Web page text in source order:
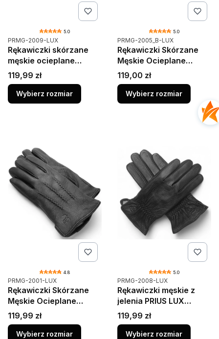
5.0
Kod produktu
PRMG-2009-LUX
Rękawiczki skórzane
męskie ocieplane
zimowe czarne PRMG-
2009 PRIUS LUX Na
Prezent
Cena
119,99 zł
Wybierz rozmiar
5.0
Kod produktu
PRMG-2005_B-LUX
Rękawiczki Skórzane
Męskie Ocieplane
Wełna Zimowe Czarne
Prius 2005 Szwy
zewnętrzne
Cena
119,00 zł
Wybierz rozmiar
4.8
Kod produktu
PRMG-2001-LUX
Rękawiczki Skórzane
Męskie Ocieplane
Wełna Zimowe Czarne
Prius 2001
Cena
119,99 zł
Wybierz rozmiar
5.0
Kod produktu
PRMG-2008-LUX
Rękawiczki męskie z
jelenia PRIUS LUX
PRMG-2008 – gładkie,
czarne, skórzane,
ocieplane
Cena
119,99 zł
Wybierz rozmiar